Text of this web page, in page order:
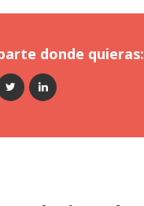
donde quieras: